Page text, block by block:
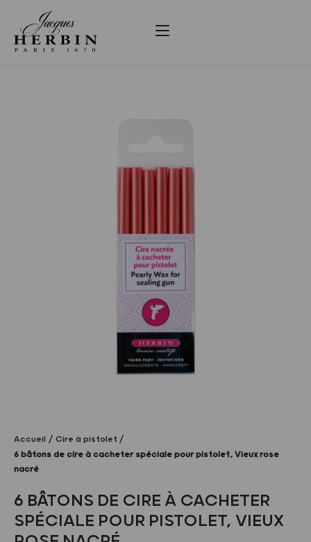
Accueil
Cire à pistolet
6 bâtons de cire à cacheter spéciale pour pistolet, Vieux rose
nacré
6 BÂTONS DE CIRE À CACHETER
SPÉCIALE POUR PISTOLET, VIEUX